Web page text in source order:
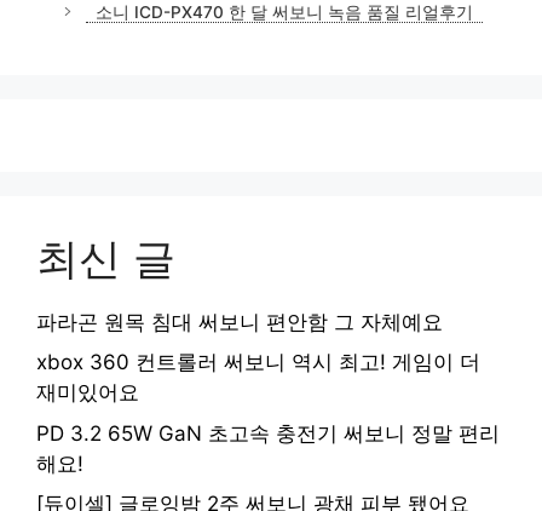
소니 ICD-PX470 한 달 써보니 녹음 품질 리얼후기
최신 글
파라곤 원목 침대 써보니 편안함 그 자체예요
xbox 360 컨트롤러 써보니 역시 최고! 게임이 더
재미있어요
PD 3.2 65W GaN 초고속 충전기 써보니 정말 편리
해요!
[듀이셀] 글로잉밤 2주 써보니 광채 피부 됐어요